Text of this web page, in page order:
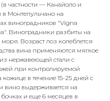
частности — Канайоло и
Монтепульчано на
виноградников "Vigna
Виноградники разбиты на
Возраст лоз колеблется
вина применяются мягкое
нержавеющей стали с
при контролируемой
в течение 15-25 дней с
вино выдерживается на
и еще 6 месяцев в